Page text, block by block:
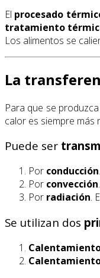
El procesado
tratamiento
Los alimentos se
La
Para que se produzca
calor es siempre más
Puede ser
Por conducción
Por convección
Por radiación.
Se utilizan dos